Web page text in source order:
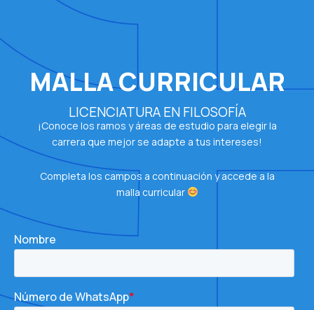
MALLA CURRICULAR
LICENCIATURA EN FILOSOFÍA
¡Conoce los ramos y áreas de estudio para elegir la
carrera que mejor se adapte a tus intereses!
Completa los campos a continuación y accede a la
malla curricular